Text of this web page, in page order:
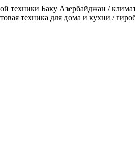
техники Баку Азербайджан /
техника для дома и кухни /